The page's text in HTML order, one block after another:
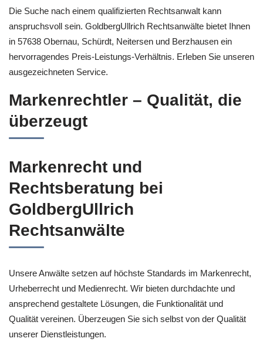
Die Suche nach einem qualifizierten Rechtsanwalt kann
anspruchsvoll sein. GoldbergUllrich Rechtsanwälte bietet Ihnen
in 57638 Obernau, Schürdt, Neitersen und Berzhausen ein
hervorragendes Preis-Leistungs-Verhältnis. Erleben Sie unseren
ausgezeichneten Service.
Markenrechtler – Qualität, die
überzeugt
Markenrecht und
Rechtsberatung bei
GoldbergUllrich
Rechtsanwälte
Unsere Anwälte setzen auf höchste Standards im Markenrecht,
Urheberrecht und Medienrecht. Wir bieten durchdachte und
ansprechend gestaltete Lösungen, die Funktionalität und
Qualität vereinen. Überzeugen Sie sich selbst von der Qualität
unserer Dienstleistungen.